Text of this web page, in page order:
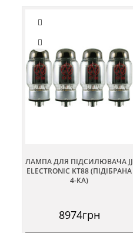
ЛАМПА ДЛЯ ПІДСИЛЮВАЧА JJ
ELECTRONIC KT88 (ПІДІБРАНА
4-КА)
8974грн